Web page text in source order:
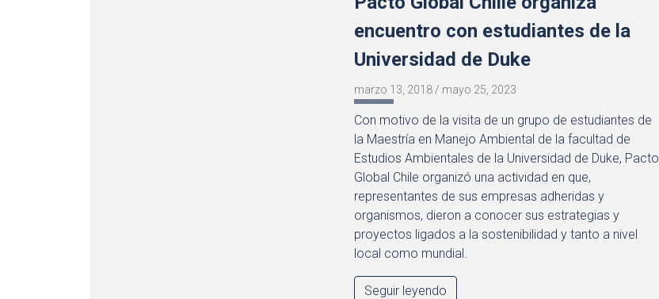
encuentro con estudiantes de la
Universidad de Duke
marzo 13, 2018 / mayo 25, 2023
Con motivo de la visita de un grupo de estudiantes de
la Maestría en Manejo Ambiental de la facultad de
Estudios Ambientales de la Universidad de Duke, Pacto
Global Chile organizó una actividad en que,
representantes de sus empresas adheridas y
organismos, dieron a conocer sus estrategias y
proyectos ligados a la sostenibilidad y tanto a nivel
local como mundial.
Seguir leyendo